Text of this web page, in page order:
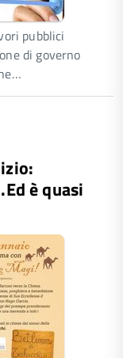
pubblici
di governo
è quasi